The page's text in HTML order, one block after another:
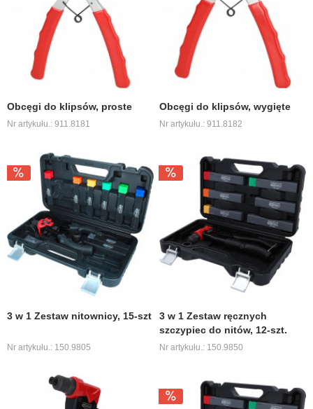
Obcęgi do klipsów, proste
Nr artykułu.: 911.8181
Obcęgi do klipsów, wygięte
Nr artykułu.: 911.8182
3 w 1 Zestaw nitownicy, 15-szt
Nr artykułu.: 150.9805
3 w 1 Zestaw ręcznych
szczypiec do nitów, 12-szt.
Nr artykułu.: 150.9850